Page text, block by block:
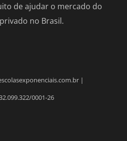
de ajudar o mercado do
no Brasil.
|
0001-26